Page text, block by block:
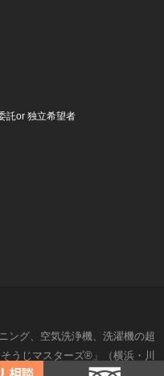
託or 独立希望者
ング、空気洗浄機、洗濯機の超
うじマスターズ®」（横浜・川